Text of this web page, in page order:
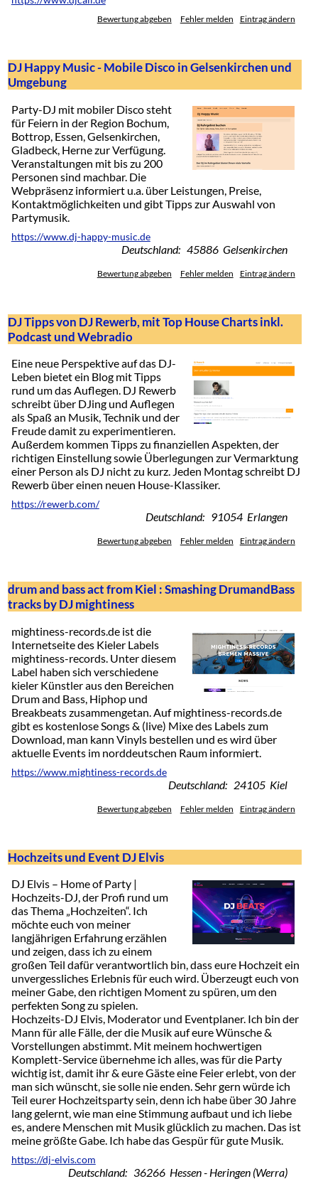
Bewertung abgeben Fehler melden Eintrag ändern
DJ Happy Music - Mobile Disco in Gelsenkirchen und
Umgebung
Party-DJ mit mobiler Disco steht
für Feiern in der Region Bochum,
Bottrop, Essen, Gelsenkirchen,
Gladbeck, Herne zur Verfügung.
Veranstaltungen mit bis zu 200
Personen sind machbar. Die
Webpräsenz informiert u.a. über Leistungen, Preise,
Kontaktmöglichkeiten und gibt Tipps zur Auswahl von
Partymusik.
https://www.dj-happy-music.de
Deutschland: 45886 Gelsenkirchen
Bewertung abgeben Fehler melden Eintrag ändern
DJ Tipps von DJ Rewerb, mit Top House Charts inkl.
Podcast und Webradio
Eine neue Perspektive auf das DJ-
Leben bietet ein Blog mit Tipps
rund um das Auflegen. DJ Rewerb
schreibt über DJing und Auflegen
als Spaß an Musik, Technik und der
Freude damit zu experimentieren.
Außerdem kommen Tipps zu finanziellen Aspekten, der
richtigen Einstellung sowie Überlegungen zur Vermarktung
einer Person als DJ nicht zu kurz. Jeden Montag schreibt DJ
Rewerb über einen neuen House-Klassiker.
https://rewerb.com/
Deutschland: 91054 Erlangen
Bewertung abgeben Fehler melden Eintrag ändern
drum and bass act from Kiel : Smashing DrumandBass
tracks by DJ mightiness
mightiness-records.de ist die
Internetseite des Kieler Labels
mightiness-records. Unter diesem
Label haben sich verschiedene
kieler Künstler aus den Bereichen
Drum and Bass, Hiphop und
Breakbeats zusammengetan. Auf mightiness-records.de
gibt es kostenlose Songs & (live) Mixe des Labels zum
Download, man kann Vinyls bestellen und es wird über
aktuelle Events im norddeutschen Raum informiert.
https://www.mightiness-records.de
Deutschland: 24105 Kiel
Bewertung abgeben Fehler melden Eintrag ändern
Hochzeits und Event DJ Elvis
DJ Elvis – Home of Party |
Hochzeits-DJ, der Profi rund um
das Thema „Hochzeiten“. Ich
möchte euch von meiner
langjährigen Erfahrung erzählen
und zeigen, dass ich zu einem
großen Teil dafür verantwortlich bin, dass eure Hochzeit ein
unvergessliches Erlebnis für euch wird. Überzeugt euch von
meiner Gabe, den richtigen Moment zu spüren, um den
perfekten Song zu spielen.
Hochzeits-DJ Elvis, Moderator und Eventplaner. Ich bin der
Mann für alle Fälle, der die Musik auf eure Wünsche &
Vorstellungen abstimmt. Mit meinem hochwertigen
Komplett-Service übernehme ich alles, was für die Party
wichtig ist, damit ihr & eure Gäste eine Feier erlebt, von der
man sich wünscht, sie solle nie enden. Sehr gern würde ich
Teil eurer Hochzeitsparty sein, denn ich habe über 30 Jahre
lang gelernt, wie man eine Stimmung aufbaut und ich liebe
es, andere Menschen mit Musik glücklich zu machen. Das ist
meine größte Gabe. Ich habe das Gespür für gute Musik.
https://dj-elvis.com
Deutschland: 36266 Hessen - Heringen (Werra)